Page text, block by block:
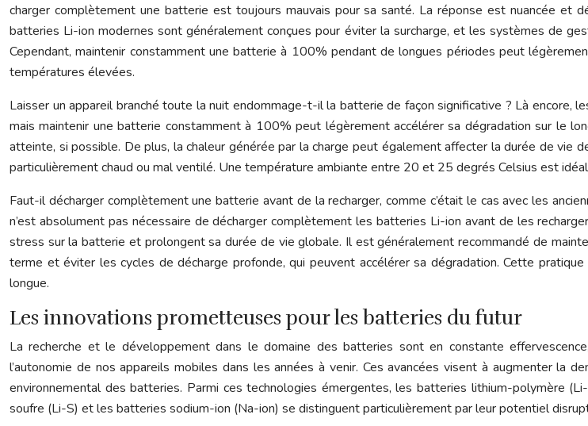
charger complètement une batterie est toujours mauvais pour sa santé. La réponse est nuancée et
batteries Li-ion modernes sont généralement conçues pour éviter la surcharge, et les systèmes de
Cependant, maintenir constamment une batterie à 100% pendant de longues périodes peut
températures élevées.
Laisser un appareil branché toute la nuit endommage-t-il la batterie de façon significative ? Là encore,
mais maintenir une batterie constamment à 100% peut légèrement accélérer sa dégradation sur le
atteinte, si possible. De plus, la chaleur générée par la charge peut également affecter la durée de vie
particulièrement chaud ou mal ventilé. Une température ambiante entre 20 et 25 degrés Celsius est
Faut-il décharger complètement une batterie avant de la recharger, comme c’était le cas avec les
n’est absolument pas nécessaire de décharger complètement les batteries Li-ion avant de les
stress sur la batterie et prolongent sa durée de vie globale. Il est généralement recommandé de
terme et éviter les cycles de décharge profonde, qui peuvent accélérer sa dégradation. Cette
longue.
Les innovations prometteuses pour les batteries du futur
La recherche et le développement dans le domaine des batteries sont en constante
l’autonomie de nos appareils mobiles dans les années à venir. Ces avancées visent à augmenter la
environnemental des batteries. Parmi ces technologies émergentes, les batteries lithium-polymère
soufre (Li-S) et les batteries sodium-ion (Na-ion) se distinguent particulièrement par leur potentiel